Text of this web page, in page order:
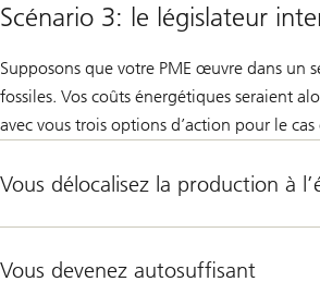
Scénario 3: le législateur
Supposons que votre PME œuvre dans un
fossiles. Vos coûts énergétiques seraient
avec vous trois options d’action pour le
Vous délocalisez la production à
Vous devenez autosuffisant